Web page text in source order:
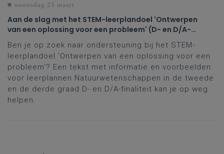
woensdag 25 maart
Aan de slag met het STEM-leerplandoel 'Ontwerpen
van een oplossing voor een probleem' (D- en D/A-
Ben je op zoek naar ondersteuning bij het STEM-
leerplandoel 'Ontwerpen van een oplossing voor een
probleem'? Een tekst met informatie en voorbeelden
voor leerplannen Natuurwetenschappen in de tweede
en de derde graad D- en D/A-finaliteit kan je op weg
helpen.